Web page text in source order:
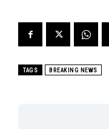
TAGS BREAKING NEWS